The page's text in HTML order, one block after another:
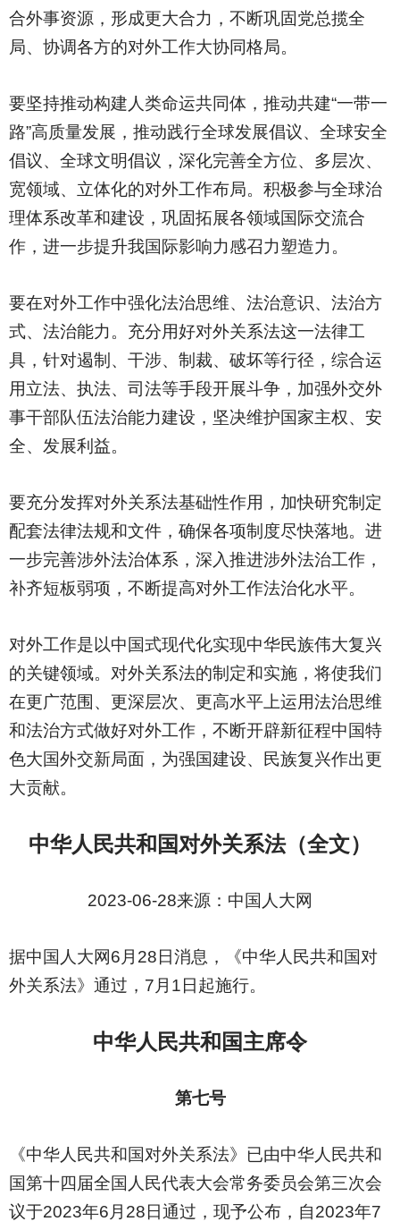
合外事资源，形成更大合力，不断巩固党总揽全
局、协调各方的对外工作大协同格局。
要坚持推动构建人类命运共同体，推动共建“一带一
路”高质量发展，推动践行全球发展倡议、全球安全
倡议、全球文明倡议，深化完善全方位、多层次、
宽领域、立体化的对外工作布局。积极参与全球治
理体系改革和建设，巩固拓展各领域国际交流合
作，进一步提升我国际影响力感召力塑造力。
要在对外工作中强化法治思维、法治意识、法治方
式、法治能力。充分用好对外关系法这一法律工
具，针对遏制、干涉、制裁、破坏等行径，综合运
用立法、执法、司法等手段开展斗争，加强外交外
事干部队伍法治能力建设，坚决维护国家主权、安
全、发展利益。
要充分发挥对外关系法基础性作用，加快研究制定
配套法律法规和文件，确保各项制度尽快落地。进
一步完善涉外法治体系，深入推进涉外法治工作，
补齐短板弱项，不断提高对外工作法治化水平。
对外工作是以中国式现代化实现中华民族伟大复兴
的关键领域。对外关系法的制定和实施，将使我们
在更广范围、更深层次、更高水平上运用法治思维
和法治方式做好对外工作，不断开辟新征程中国特
色大国外交新局面，为强国建设、民族复兴作出更
大贡献。
中华人民共和国对外关系法（全文）
2023-06-28来源：中国人大网
据中国人大网6月28日消息，《中华人民共和国对
外关系法》通过，7月1日起施行。
中华人民共和国主席令
第七号
《中华人民共和国对外关系法》已由中华人民共和
国第十四届全国人民代表大会常务委员会第三次会
议于2023年6月28日通过，现予公布，自2023年7